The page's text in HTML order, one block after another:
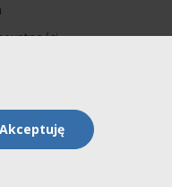
Akceptuję